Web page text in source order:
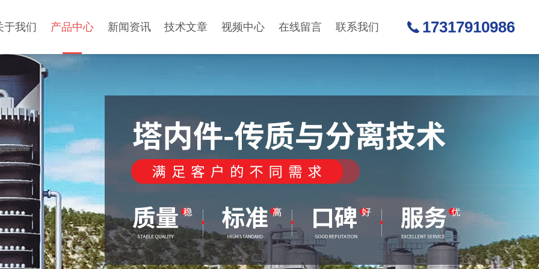
于我们 产品中心 新闻资讯 技术文章 视频中心 在线留言 联系我们 17317910986